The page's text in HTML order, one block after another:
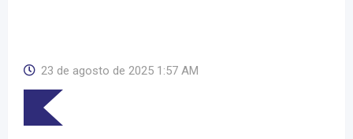
23 de agosto de 2025 1:57 AM